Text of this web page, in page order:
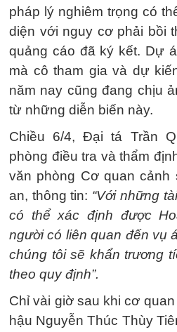
pháp lý nghiêm trọng có
diện với nguy cơ phải bồi
quảng cáo đã ký kết. Dự
mà cô tham gia và dự
năm nay cũng đang chịu
từ những diễn biến này.
Chiều 6/4, Đại tá Trần
phòng điều tra và thẩm
văn phòng Cơ quan cảnh
an, thông tin: “Với những
có thể xác định được
người có liên quan đến vụ
chúng tôi sẽ khẩn trương
theo quy định”.
Chỉ vài giờ sau khi cơ
hậu Nguyễn Thúc Thùy